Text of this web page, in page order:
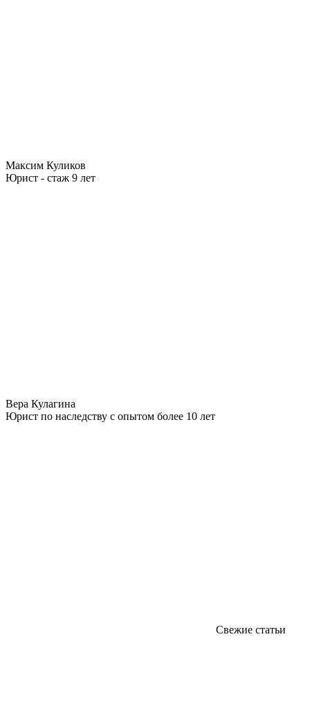
Максим Куликов
Юрист - стаж 9 лет
Вера Кулагина
Юрист по наследству с опытом более 10 лет
Свежие статьи